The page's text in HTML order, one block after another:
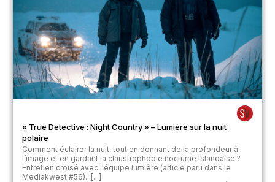
« True Detective : Night Country » – Lumière sur la nuit
polaire
Comment éclairer la nuit, tout en donnant de la profondeur à
l’image et en gardant la claustrophobie nocturne islandaise ?
Entretien croisé avec l'équipe lumière (article paru dans le
Mediakwest #56)...[...]